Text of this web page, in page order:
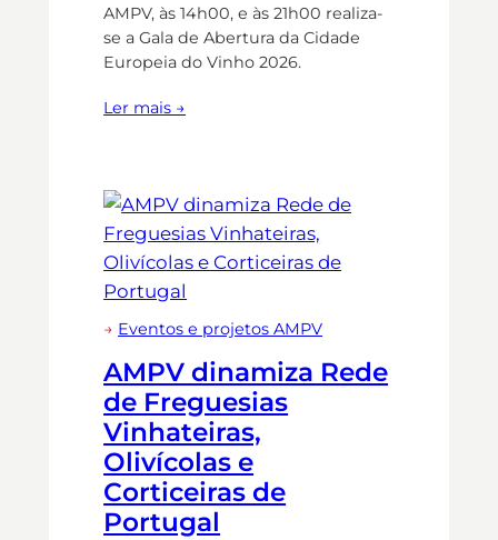
AMPV, às 14h00, e às 21h00 realiza-
se a Gala de Abertura da Cidade
Europeia do Vinho 2026.
Ler mais →
→ Eventos e projetos AMPV
AMPV dinamiza Rede
de Freguesias
Vinhateiras,
Olivícolas e
Corticeiras de
Portugal